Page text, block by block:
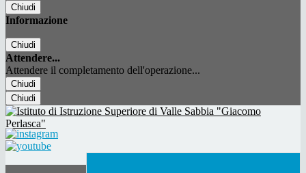
Chiudi
Informazione
Chiudi
Attendere...
Attendere il completamento dell'operazione...
Chiudi
Chiudi